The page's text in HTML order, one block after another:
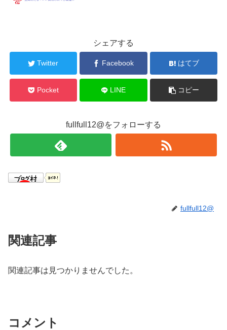
シェアする
Twitter Facebook はてブ
Pocket LINE コピー
fullfull12@をフォローする
fullfull12@
関連記事
関連記事は見つかりませんでした。
コメント